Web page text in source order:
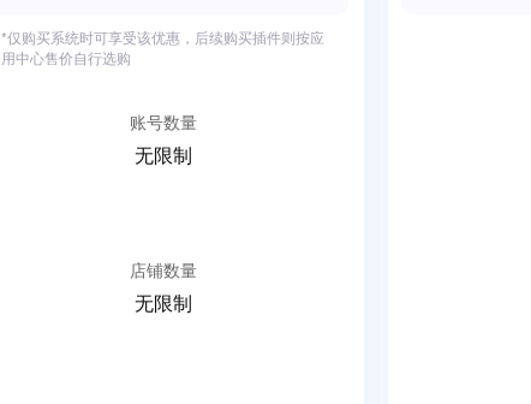
*仅购买系统时可享受该优惠，后续购买插件则按应
用中心售价自行选购
账号数量
无限制
店铺数量
无限制